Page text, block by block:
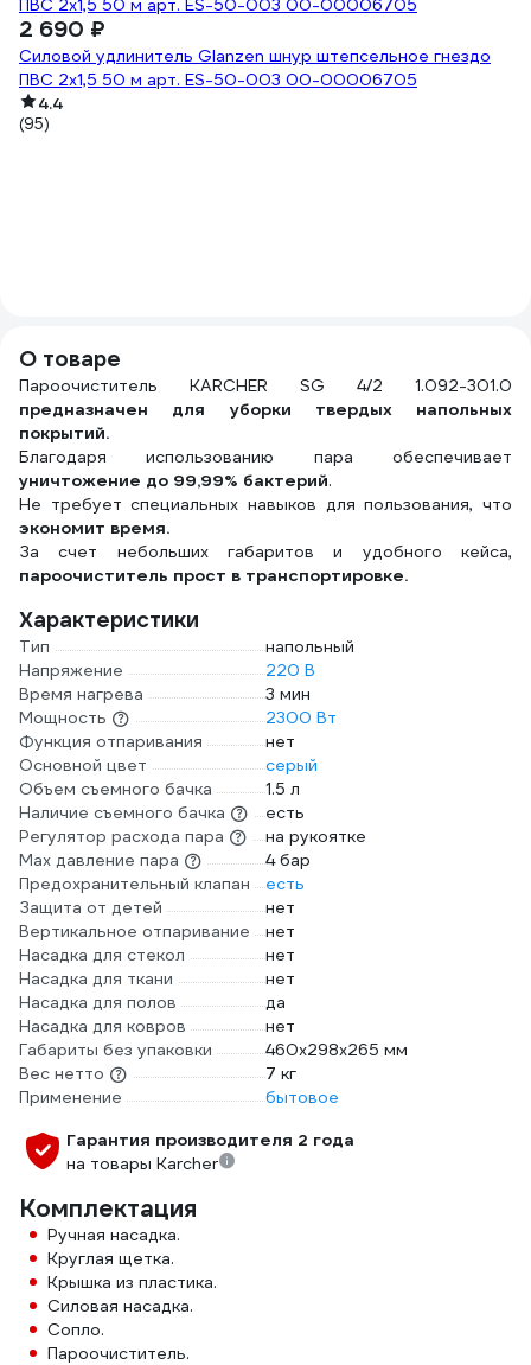
2 690 ₽
Силовой удлинитель Glanzen шнур штепсельное гнездо
ПВС 2x1,5 50 м арт. ES-50-003 00-00006705
4.4
(95)
О товаре
Пароочиститель KARCHER SG 4/2 1.092-301.0
предназначен для уборки твердых напольных
покрытий.
Благодаря использованию пара обеспечивает
уничтожение до 99,99% бактерий.
Не требует специальных навыков для пользования, что
экономит время.
За счет небольших габаритов и удобного кейса,
пароочиститель прост в транспортировке.
Характеристики
Тип
напольный
Напряжение
220 В
Время нагрева
3 мин
Мощность
2300 Вт
Функция отпаривания
нет
Основной цвет
серый
Объем съемного бачка
1.5 л
Наличие съемного бачка
есть
Регулятор расхода пара
на рукоятке
Max давление пара
4 бар
Предохранительный клапан
есть
Защита от детей
нет
Вертикальное отпаривание
нет
Насадка для стекол
нет
Насадка для ткани
нет
Насадка для полов
да
Насадка для ковров
нет
Габариты без упаковки
460х298х265 мм
Вес нетто
7 кг
Применение
бытовое
Гарантия производителя 2 года
на товары Karcher
Комплектация
Ручная насадка.
Круглая щетка.
Крышка из пластика.
Силовая насадка.
Сопло.
Пароочиститель.